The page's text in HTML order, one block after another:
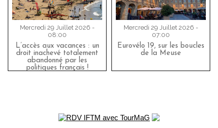
Mercredi 29 Juillet 2026 -
08:00
L’accès aux vacances : un
droit inachevé totalement
abandonné par les
politiques français !
Mercredi 29 Juillet 2026 -
07:00
Eurovélo 19, sur les boucles
de la Meuse